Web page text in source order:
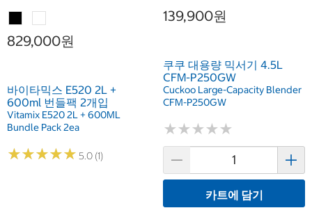
829,000원
바이타믹스 E520 2L +
600ml 번들팩 2개입
Vitamix E520 2L + 600ML
Bundle Pack 2ea
★★★★★
★★★★★ 5.0 (1)
139,900원
쿠쿠 대용량 믹서기 4.5L
CFM-P250GW
Cuckoo Large-Capacity Blender
CFM-P250GW
★★★★★
★★★★★
카트에 담기